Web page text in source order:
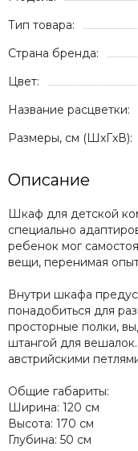
Red Castle
Redsbaby
Somelove
Sweet Baby
Tutti di Mare
UPPAbaby
Valco Baby
VTech
Гандылян
Наследник
4moms
Тип товара:
Страна бренда:
Цвет:
Название расцветки:
Размеры, см (ШxГxВ):
Описание
Шкаф для детской
специально
ребенок мог
вещи, перенимая
Внутри шкафа
понадобиться для
просторные полки,
штангой для
австрийскими
Общие габариты: ⁣⁣⠀
Ширина: 120 см⁣⁣⠀
Высота: 170 см⁣⁣⠀
Глубина: 50 см⁣⁣⠀